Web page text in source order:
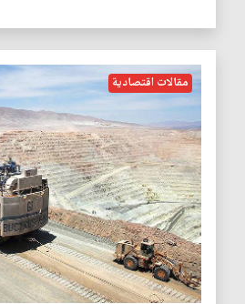
مقالات اقتصادية